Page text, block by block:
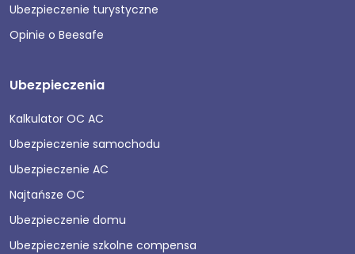
Ubezpieczenie turystyczne
Opinie o Beesafe
Ubezpieczenia
Kalkulator OC AC
Ubezpieczenie samochodu
Ubezpieczenie AC
Najtańsze OC
Ubezpieczenie domu
Ubezpieczenie szkolne compensa